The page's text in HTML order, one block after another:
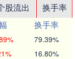
股流出
换手率
换手率
79.39%
16.80%